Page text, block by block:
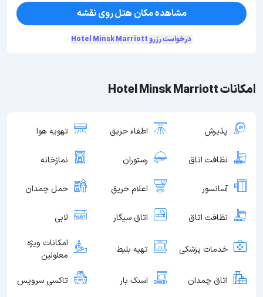
امکانات Hotel Minsk Marriott
پذیرش اطفاء حریق تهویه هوا
نظافت اتاق رستوران نمازخانه
آسانسور اعلام حریق حمل چمدان
نظافت اتاق اتاق سیگار لابی
خدمات پزشکی تهیه بلیط
امکانات ویژه
معلولین
اتاق چمدان اسنک بار تاکسی سرویس
مشاهده مکان هتل روی نقشه
درخواست رزرو Hotel Minsk Marriott